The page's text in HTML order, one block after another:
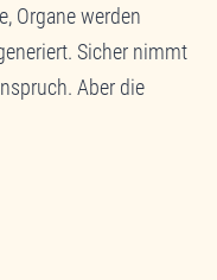
Organe werden
Sicher nimmt
Aber die